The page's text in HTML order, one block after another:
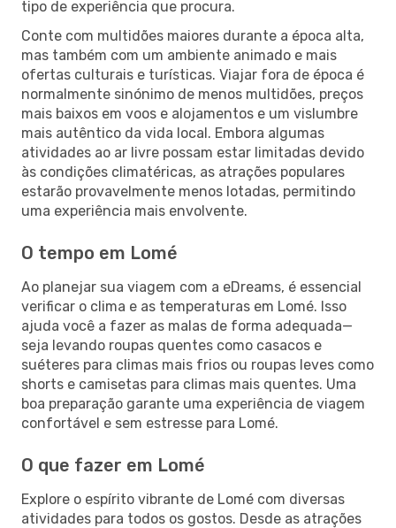
tipo de experiência que procura.
Conte com multidões maiores durante a época alta,
mas também com um ambiente animado e mais
ofertas culturais e turísticas. Viajar fora de época é
normalmente sinónimo de menos multidões, preços
mais baixos em voos e alojamentos e um vislumbre
mais autêntico da vida local. Embora algumas
atividades ao ar livre possam estar limitadas devido
às condições climatéricas, as atrações populares
estarão provavelmente menos lotadas, permitindo
uma experiência mais envolvente.
O tempo em Lomé
Ao planejar sua viagem com a eDreams, é essencial
verificar o clima e as temperaturas em Lomé. Isso
ajuda você a fazer as malas de forma adequada—
seja levando roupas quentes como casacos e
suéteres para climas mais frios ou roupas leves como
shorts e camisetas para climas mais quentes. Uma
boa preparação garante uma experiência de viagem
confortável e sem estresse para Lomé.
O que fazer em Lomé
Explore o espírito vibrante de Lomé com diversas
atividades para todos os gostos. Desde as atrações